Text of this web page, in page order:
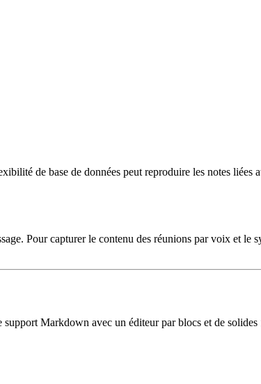
de base de données peut reproduire les notes liées
Pour capturer le contenu des réunions par voix et le
Markdown avec un éditeur par blocs et de